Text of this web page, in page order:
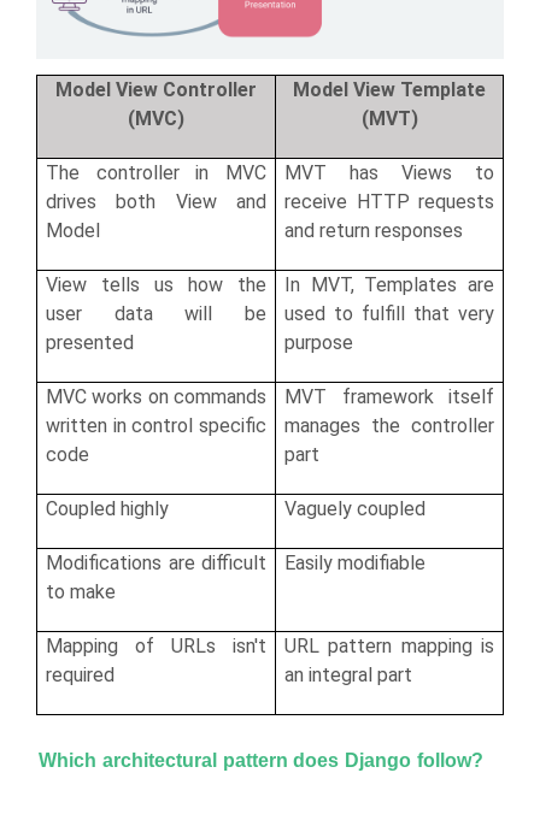
Model View Controller
(MVC)
Model View Template
(MVT)
The controller in MVC
drives both View and
Model
MVT has Views to
receive HTTP requests
and return responses
View tells us how the
user data will be
presented
In MVT, Templates are
used to fulfill that very
purpose
MVC works on commands
written in control specific
code
MVT framework itself
manages the controller
part
Coupled highly Vaguely coupled
Modifications are difficult
to make
Easily modifiable
Mapping of URLs isn't
required
URL pattern mapping is
an integral part
Which architectural pattern does Django follow?